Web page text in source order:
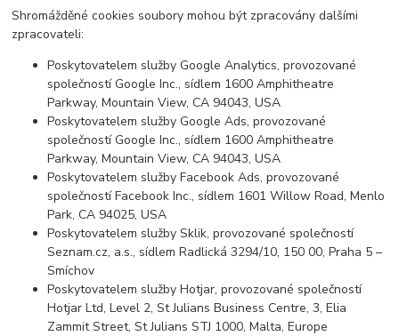
Shromážděné cookies soubory mohou být zpracovány dalšími
zpracovateli:
Poskytovatelem služby Google Analytics, provozované
společností Google Inc., sídlem 1600 Amphitheatre
Parkway, Mountain View, CA 94043, USA
Poskytovatelem služby Google Ads, provozované
společností Google Inc., sídlem 1600 Amphitheatre
Parkway, Mountain View, CA 94043, USA
Poskytovatelem služby Facebook Ads, provozované
společností Facebook Inc., sídlem 1601 Willow Road, Menlo
Park, CA 94025, USA
Poskytovatelem služby Sklik, provozované společností
Seznam.cz, a.s., sídlem Radlická 3294/10, 150 00, Praha 5 –
Smíchov
Poskytovatelem služby Hotjar, provozované společností
Hotjar Ltd, Level 2, St Julians Business Centre, 3, Elia
Zammit Street, St Julians STJ 1000, Malta, Europe